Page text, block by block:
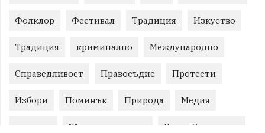
Фолклор Фестивал Традиция Изкуство
Традиция криминално Международно
Справедливост Правосъдие Протести
Избори Поминък Природа Медия
Животновъдство Горна Оряховица